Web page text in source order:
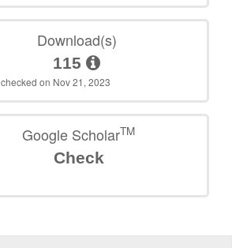
Download(s)
115
checked on Nov 21, 2023
Google ScholarTM
Check